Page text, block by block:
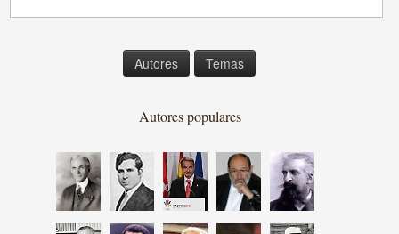
Autores Temas
Autores populares